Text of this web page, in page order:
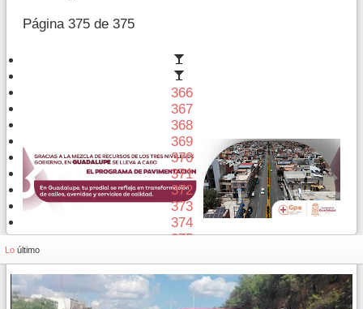
Página 375 de 375
366
367
368
369
370
371
372
373
374
375
Lo último